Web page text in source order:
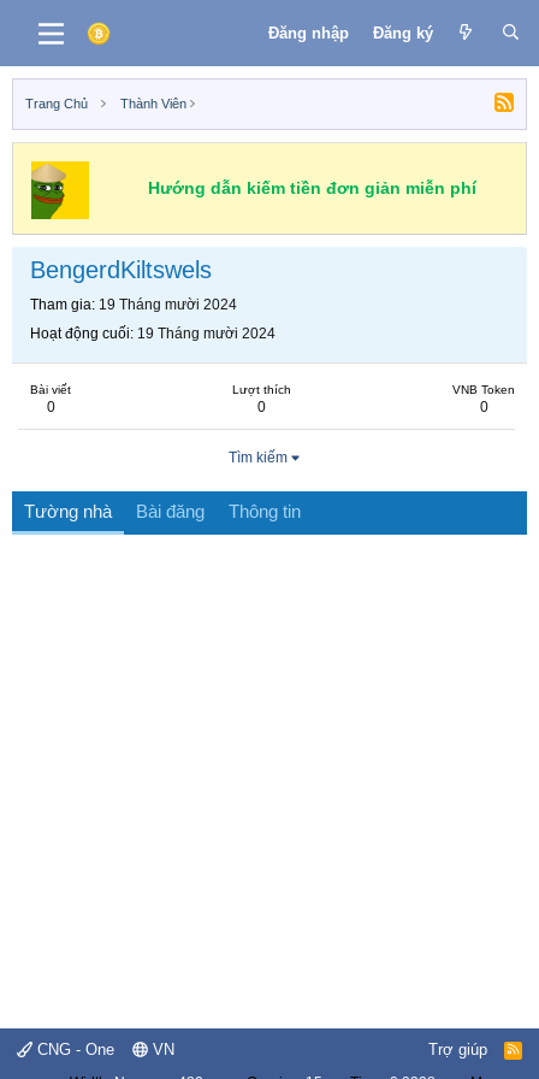
Đăng nhập Đăng ký
Trang Chủ Thành Viên
Hướng dẫn kiếm tiền đơn giản miễn phí
BengerdKiltswels
Tham gia 19 Tháng mười 2024
Hoạt động cuối 19 Tháng mười 2024
Bài viết
0
Lượt thích
0
VNB Token
0
Tìm kiếm
Tường nhà Bài đăng Thông tin
CNG - One VN Trợ giúp
R